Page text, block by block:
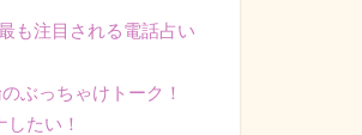
も注目される電話占い
ぶっちゃけトーク！
たい！